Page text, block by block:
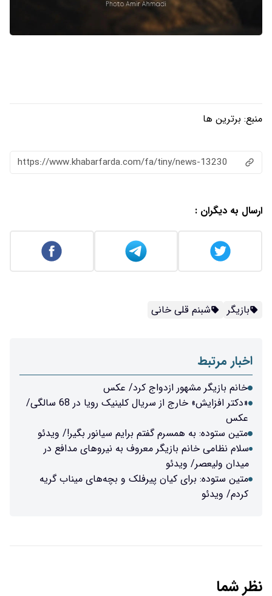
منبع: برترین ها
https://www.khabarfarda.com/fa/tiny/news-13230
ارسال به دیگران :
بازیگر شبنم قلی خانی
اخبار مرتبط
خانم بازیگر مشهور ازدواج کرد/ عکس
«دکتر افزایش» خارج از سریال کلینیک رویا در 68 سالگی/
عکس
متین ستوده: به همسرم گفتم برایم سیانور بگیر!/ ویدئو
سلام نظامی خانم بازیگر معروف به نیروهای مدافع در
میدان ولیعصر/ ویدئو
متین ستوده: برای کیان پیرفلک و بچه‌های میناب گریه
کردم/ ویدئو
نظر شما